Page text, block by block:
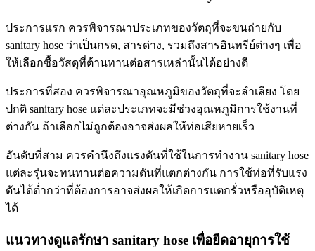
ประการแรก ควรพิจารณาประเภทของวัตถุที่จะขนถ่ายกับ
sanitary hose ว่าเป็นกรด, สารด่าง, รวมถึงสารอินทรีย์ต่างๆ เพื่อ
ให้เลือกซื้อวัสดุที่ต้านทานต่อสารเหล่านั้นได้อย่างดี
ประการที่สอง ควรพิจารณาอุณหภูมิของวัตถุที่จะลำเลียง โดย
ปกติ sanitary hose แต่ละประเภทจะมีช่วงอุณหภูมิการใช้งานที่
ต่างกัน ถ้าเลือกไม่ถูกต้องอาจส่งผลให้ท่อเสียหายเร็ว
อันดับที่สาม ควรคำนึงถึงแรงดันที่ใช้ในการทำงาน sanitary hose
แต่ละรุ่นจะทนทานต่อความดันที่แตกต่างกัน การใช้ท่อที่รับแรง
ดันได้ต่ำกว่าที่ต้องการอาจส่งผลให้เกิดการแตกรั่วหรืออุบัติเหตุ
ได้
แนวทางดูแลรักษา sanitary hose เพื่อยืดอายุการใช้